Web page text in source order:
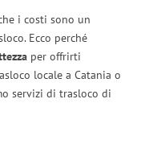
i costi sono un
Ecco perché
per offrirti
locale a Catania o
servizi di trasloco di